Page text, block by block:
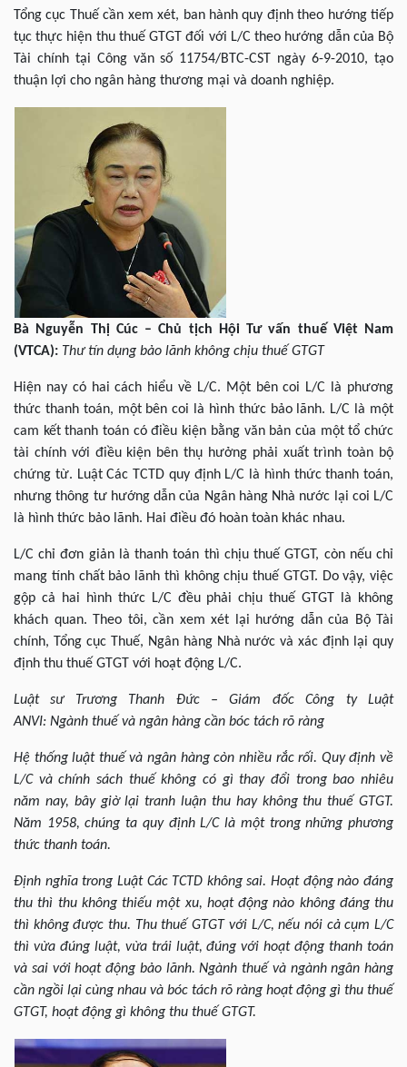
Tổng cục Thuế cần xem xét, ban hành quy định theo hướng tiếp
tục thực hiện thu thuế GTGT đối với L/C theo hướng dẫn của Bộ
Tài chính tại Công văn số 11754/BTC-CST ngày 6-9-2010, tạo
thuận lợi cho ngân hàng thương mại và doanh nghiệp.
Bà Nguyễn Thị Cúc – Chủ tịch Hội Tư vấn thuế Việt Nam
(VTCA): Thư tín dụng bảo lãnh không chịu thuế GTGT
Hiện nay có hai cách hiểu về L/C. Một bên coi L/C là phương
thức thanh toán, một bên coi là hình thức bảo lãnh. L/C là một
cam kết thanh toán có điều kiện bằng văn bản của một tổ chức
tài chính với điều kiện bên thụ hưởng phải xuất trình toàn bộ
chứng từ. Luật Các TCTD quy định L/C là hình thức thanh toán,
nhưng thông tư hướng dẫn của Ngân hàng Nhà nước lại coi L/C
là hình thức bảo lãnh. Hai điều đó hoàn toàn khác nhau.
L/C chỉ đơn giản là thanh toán thì chịu thuế GTGT, còn nếu chỉ
mang tính chất bảo lãnh thì không chịu thuế GTGT. Do vậy, việc
gộp cả hai hình thức L/C đều phải chịu thuế GTGT là không
khách quan. Theo tôi, cần xem xét lại hướng dẫn của Bộ Tài
chính, Tổng cục Thuế, Ngân hàng Nhà nước và xác định lại quy
định thu thuế GTGT với hoạt động L/C.
Luật sư Trương Thanh Đức – Giám đốc Công ty Luật
ANVI: Ngành thuế và ngân hàng cần bóc tách rõ ràng
Hệ thống luật thuế và ngân hàng còn nhiều rắc rối. Quy định về
L/C và chính sách thuế không có gì thay đổi trong bao nhiêu
năm nay, bây giờ lại tranh luận thu hay không thu thuế GTGT.
Năm 1958, chúng ta quy định L/C là một trong những phương
thức thanh toán.
Định nghĩa trong Luật Các TCTD không sai. Hoạt động nào đáng
thu thì thu không thiếu một xu, hoạt động nào không đáng thu
thì không được thu. Thu thuế GTGT với L/C, nếu nói cả cụm L/C
thì vừa đúng luật, vừa trái luật, đúng với hoạt động thanh toán
và sai với hoạt động bảo lãnh. Ngành thuế và ngành ngân hàng
cần ngồi lại cùng nhau và bóc tách rõ ràng hoạt động gì thu thuế
GTGT, hoạt động gì không thu thuế GTGT.